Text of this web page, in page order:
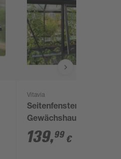
Vitavia
Seitenfenster für
Gewächshaus
'Zeus/Comfort/Fortuna'
schwarz
139,99 €